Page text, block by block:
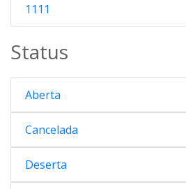
1111
Status
Aberta
Cancelada
Deserta